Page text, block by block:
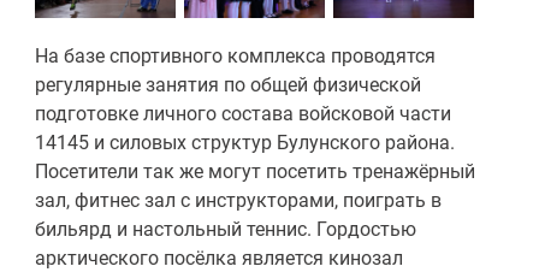
На базе спортивного комплекса проводятся
регулярные занятия по общей физической
подготовке личного состава войсковой части
14145 и силовых структур Булунского района.
Посетители так же могут посетить тренажёрный
зал, фитнес зал с инструкторами, поиграть в
бильярд и настольный теннис. Гордостью
арктического посёлка является кинозал